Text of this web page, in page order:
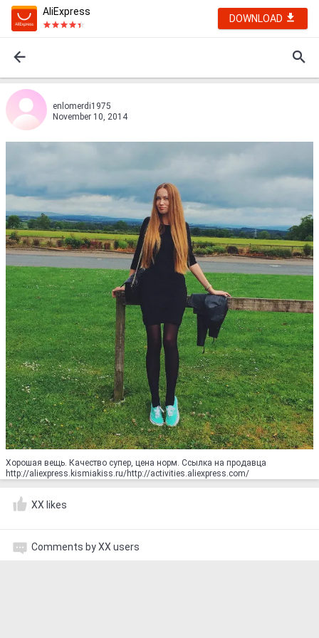
AliExpress
DOWNLOAD
enlomerdi1975
November 10, 2014
Хорошая вещь. Качество супер, цена норм. Ссылка на продавца
http://aliexpress.kismiakiss.ru/http://activities.aliexpress.com/
XX likes
Comments by XX users